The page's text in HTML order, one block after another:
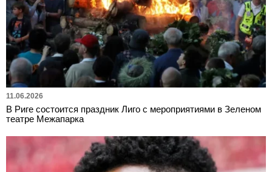
11.06.2026
В Риге состоится праздник Лиго с мероприятиями в Зеленом
театре Межапарка